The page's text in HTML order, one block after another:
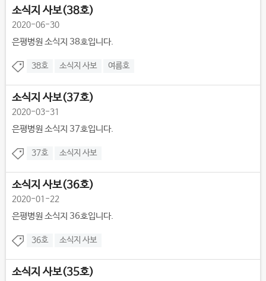
소식지 사보(38호)
2020-06-30
은평병원 소식지 38호입니다.
38호 소식지 사보 여름호
소식지 사보(37호)
2020-03-31
은평병원 소식지 37호입니다.
37호 소식지 사보
소식지 사보(36호)
2020-01-22
은평병원 소식지 36호입니다.
36호 소식지 사보
소식지 사보(35호)